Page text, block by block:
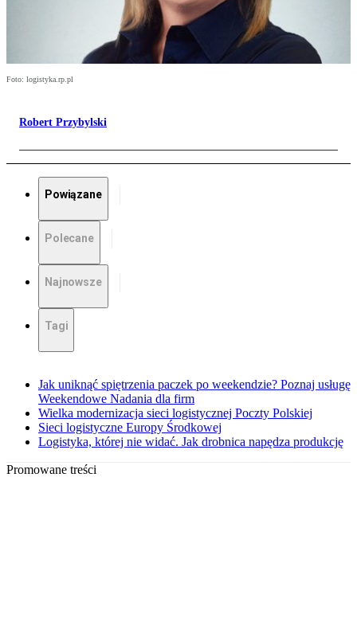
Foto: logistyka.rp.pl
Robert Przybylski
Powiązane
Polecane
Najnowsze
Tagi
Jak uniknąć spiętrzenia paczek po weekendzie? Poznaj usługę
Weekendowe Nadania dla firm
Wielka modernizacja sieci logistycznej Poczty Polskiej
Sieci logistyczne Europy Środkowej
Logistyka, której nie widać. Jak drobnica napędza produkcję
Promowane treści